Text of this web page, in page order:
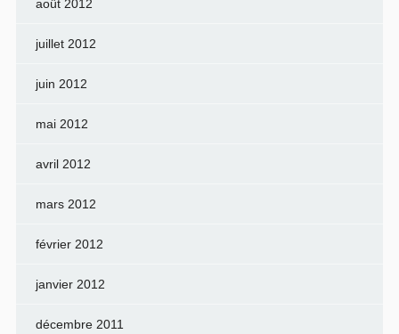
août 2012
juillet 2012
juin 2012
mai 2012
avril 2012
mars 2012
février 2012
janvier 2012
décembre 2011